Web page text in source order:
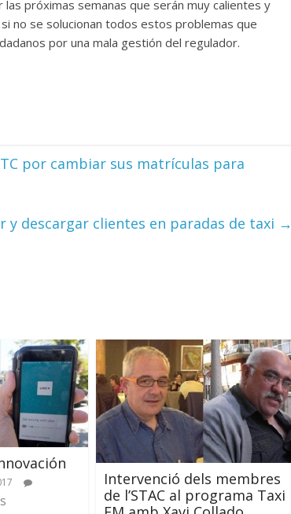
próximas semanas que serán muy calientes y
no se solucionan todos estos problemas que
por una mala gestión del regulador.
por cambiar sus matrículas para
y descargar clientes en paradas de taxi →
Intervenció dels membres
de l’STAC al programa Taxi